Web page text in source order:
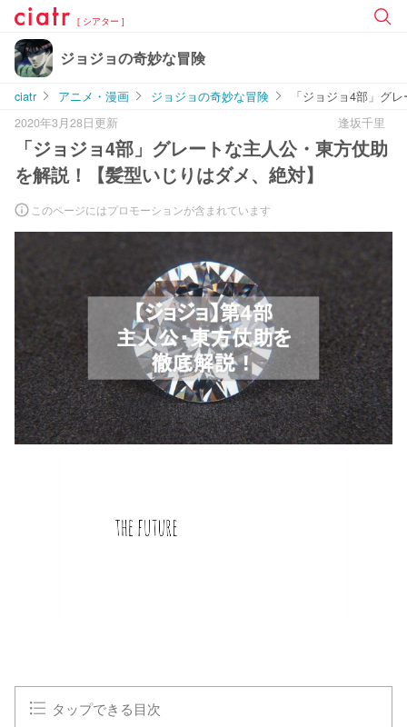
[ シアター ]
ジョジョの奇妙な冒険
ciatr アニメ・漫画 ジョジョの奇妙な冒険
「ジョジョ4部」グ
2020年3月28日更新
逢坂千里
「ジョジョ4部」グレートな主人公・東方仗助
を解説！【髪型いじりはダメ、絶対】
このページにはプロモーションが含まれています
タップできる目次